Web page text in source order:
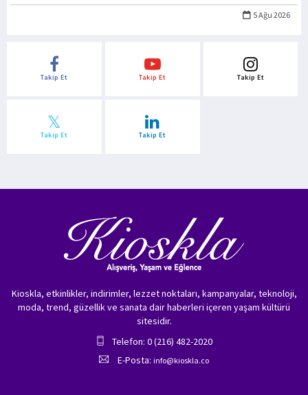
5 Ağu 2026
Takip Et Takip Et Takip Et
Takip Et Takip Et
Kioskla, etkinlikler, indirimler, lezzet noktaları, kampanyalar, teknoloji,
moda, trend, güzellik ve sanata dair haberleri içeren yaşam kültürü
sitesidir.
Telefon: 0 (216) 482-2020
E-Posta: info@kioskla.co